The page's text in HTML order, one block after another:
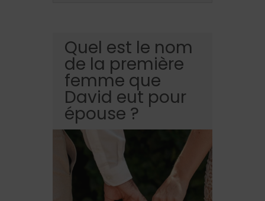
Quel est le nom
de la première
femme que
David eut pour
épouse ?